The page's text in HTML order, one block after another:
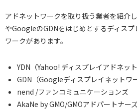
アドネットワークを取り扱う業者を紹介
やGoogleのGDNをはじめとするディス
ワークがあります。
YDN（Yahoo! ディスプレイアドネッ
GDN（Googleディスプレイネットワ
nend /ファンコミュニケーションズ
AkaNe by GMO/GMOアドパートナー